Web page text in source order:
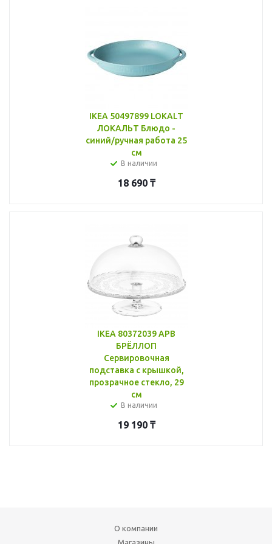
IKEA 50497899 LOKALT
ЛОКАЛЬТ Блюдо -
синий/ручная работа 25
см
В наличии
18 690₸
IKEA 80372039 АРВ
БРЁЛЛОП
Сервировочная
подставка с крышкой,
прозрачное стекло, 29
см
В наличии
19 190₸
О компании
Магазины